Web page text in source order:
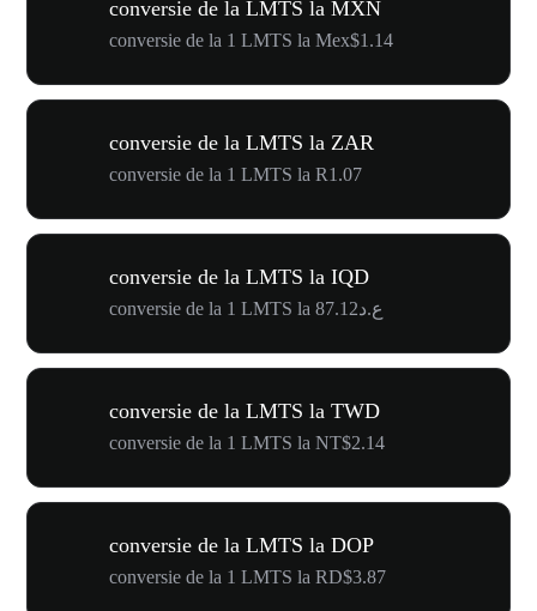
conversie de la LMTS la MXN
conversie de la 1 LMTS la Mex$1.14
conversie de la LMTS la ZAR
conversie de la 1 LMTS la R1.07
conversie de la LMTS la IQD
conversie de la 1 LMTS la ع.د87.12
conversie de la LMTS la TWD
conversie de la 1 LMTS la NT$2.14
conversie de la LMTS la DOP
conversie de la 1 LMTS la RD$3.87